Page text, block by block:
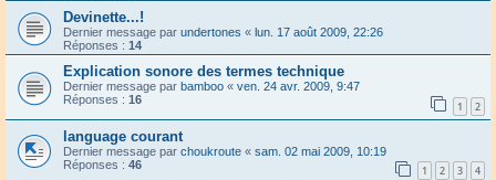
Devinette...!
Dernier message par undertones « lun. 17 août 2009, 22:26
Réponses : 14
Explication sonore des termes technique
Dernier message par bamboo « ven. 24 avr. 2009, 9:47
Réponses : 16 1 2
language courant
Dernier message par choukroute « sam. 02 mai 2009, 10:19
Réponses : 46 1 2 3 4